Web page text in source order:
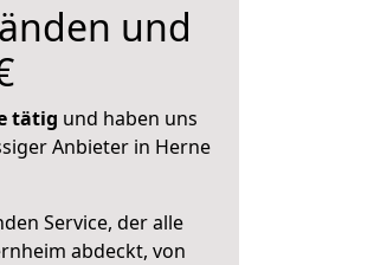
und
tätig und haben uns
Anbieter in Herne
Service, der alle
abdeckt, von